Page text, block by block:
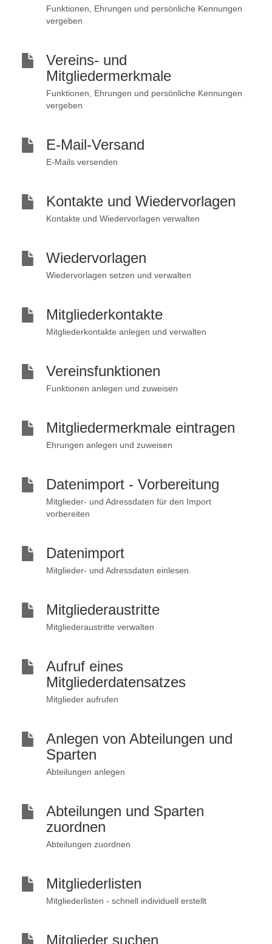
Funktionen, Ehrungen und persönliche Kennungen
vergeben
Vereins- und
Mitgliedermerkmale
Funktionen, Ehrungen und persönliche Kennungen
vergeben
E-Mail-Versand
E-Mails versenden
Kontakte und Wiedervorlagen
Kontakte und Wiedervorlagen verwalten
Wiedervorlagen
Wiedervorlagen setzen und verwalten
Mitgliederkontakte
Mitgliederkontakte anlegen und verwalten
Vereinsfunktionen
Funktionen anlegen und zuweisen
Mitgliedermerkmale eintragen
Ehrungen anlegen und zuweisen
Datenimport - Vorbereitung
Mitglieder- und Adressdaten für den Import
vorbereiten
Datenimport
Mitglieder- und Adressdaten einlesen.
Mitgliederaustritte
Mitgliederaustritte verwalten
Aufruf eines
Mitgliederdatensatzes
Mitglieder aufrufen
Anlegen von Abteilungen und
Sparten
Abteilungen anlegen
Abteilungen und Sparten
zuordnen
Abteilungen zuordnen
Mitgliederlisten
Mitgliederlisten - schnell individuell erstellt
Mitglieder suchen